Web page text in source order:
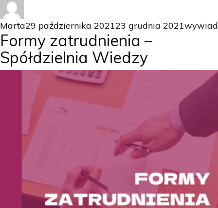
Autor
MartaData
publikacji
29 października 202123 grudnia 2021wywiad
Formy zatrudnienia –
Spółdzielnia Wiedzy